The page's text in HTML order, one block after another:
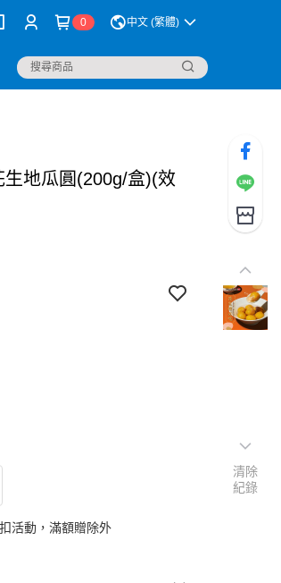
0 中文 (繁體)
生地瓜圓(200g/盒)(效
活動，滿額贈除外
清除
紀錄